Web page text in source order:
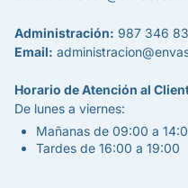
Administración: 987 346
Email:
Horario de Atención al
De lunes a viernes:
Mañanas de 09:00 a
Tardes de 16:00 a 19:00